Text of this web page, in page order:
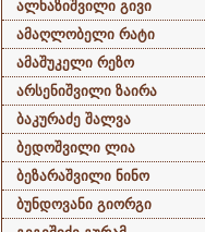
ალხაზიშვილი გივი
ამაღლობელი რატი
ამაშუკელი რეზო
არსენიშვილი ზაირა
ბაკურაძე შალვა
ბედოშვილი ლია
ბეზარაშვილი ნინო
ბუნდოვანი გიორგი